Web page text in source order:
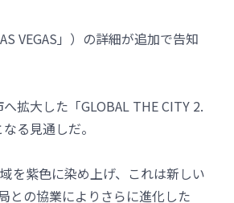
VEGAS」）の詳細が追加で告知
拡大した「GLOBAL THE CITY 2.
る見通しだ。
を紫色に染め上げ、これは新しい
との協業によりさらに進化した